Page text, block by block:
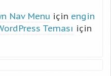
Nav Menu için engin
Teması için